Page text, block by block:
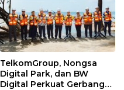
TelkomGroup, Nongsa
Digital Park, dan BW
Digital Perkuat Gerbang